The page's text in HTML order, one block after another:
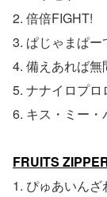
2. 倍倍FIGHT!
3. ぱじゃまぱ
4. 備えあれば無
5. ナナイロプロ
6. キス・ミー・
FRUITS
1. ぴゅあいんざ